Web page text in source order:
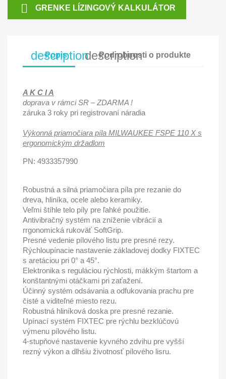
 GRENKE LÍZINGOVÝ KALKULÁTOR
description
Popis description
Podrobnosti o produkte
A K C I A
doprava v rámci SR – ZDARMA !
záruka 3 roky pri registrovaní náradia
Výkonná priamočiara píla MILWAUKEE FSPE 110 X s
ergonomickým držadlom
PN: 4933357990
Robustná a silná priamočiara píla pre rezanie do
dreva, hliníka, ocele alebo keramiky.
Veľmi štíhle telo píly pre ľahké použitie.
Antivibračný systém na zníženie vibrácií a
rrgonomická rukoväť SoftGrip.
Presné vedenie pílového listu pre presné rezy.
Rýchloupínacie nastavenie základovej dodky FIXTEC
s aretáciou pri 0° a 45°.
Elektronika s reguláciou rýchlosti, mákkým štartom a
konštantnými otáčkami pri zaťažení.
Účinný systém odsávania a odfukovania prachu pre
čisté a viditeľné miesto rezu.
Robustná hliníková doska pre presné rezanie.
Upínací systém FIXTEC pre rýchlu bezklúčovú
výmenu pílového listu.
4-stupňové nastavenie kyvného zdvihu pre vyšší
rezný výkon a dlhšiu životnosť pílového lisru.